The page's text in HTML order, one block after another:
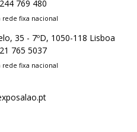
769 480
rede fixa nacional
35 - 7ºD, 1050-118 Lisboa
765 5037
rede fixa nacional